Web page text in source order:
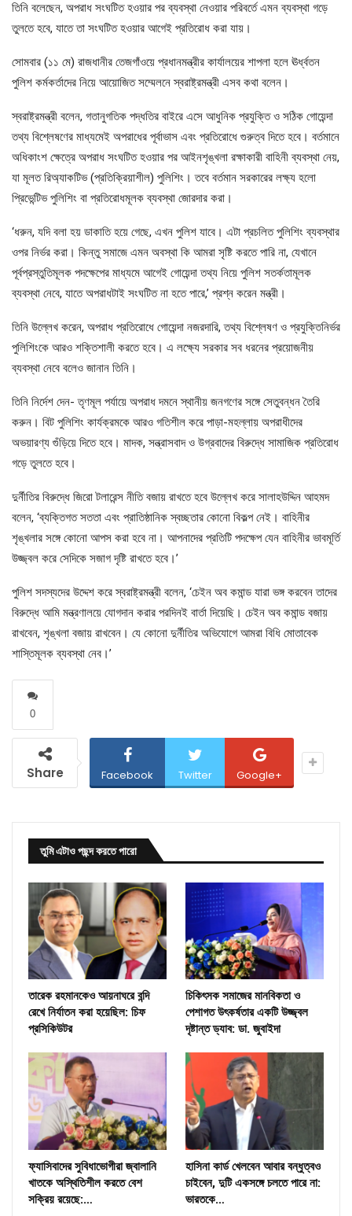
তিনি বলেছেন, অপরাধ সংঘটিত হওয়ার পর ব্যবস্থা নেওয়ার পরিবর্তে এমন ব্যবস্থা গড়ে
তুলতে হবে, যাতে তা সংঘটিত হওয়ার আগেই প্রতিরোধ করা যায়।
সোমবার (১১ মে) রাজধানীর তেজগাঁওয়ে প্রধানমন্ত্রীর কার্যালয়ের শাপলা হলে ঊর্ধ্বতন
পুলিশ কর্মকর্তাদের নিয়ে আয়োজিত সম্মেলনে স্বরাষ্ট্রমন্ত্রী এসব কথা বলেন।
স্বরাষ্ট্রমন্ত্রী বলেন, গতানুগতিক পদ্ধতির বাইরে এসে আধুনিক প্রযুক্তি ও সঠিক গোয়েন্দা
তথ্য বিশ্লেষণের মাধ্যমেই অপরাধের পূর্বাভাস এবং প্রতিরোধে গুরুত্ব দিতে হবে। বর্তমানে
অধিকাংশ ক্ষেত্রে অপরাধ সংঘটিত হওয়ার পর আইনশৃঙ্খলা রক্ষাকারী বাহিনী ব্যবস্থা নেয়,
যা মূলত রিঅ্যাকটিভ (প্রতিক্রিয়াশীল) পুলিশিং। তবে বর্তমান সরকারের লক্ষ্য হলো
প্রিভেন্টিভ পুলিশিং বা প্রতিরোধমূলক ব্যবস্থা জোরদার করা।
‘ধরুন, যদি বলা হয় ডাকাতি হয়ে গেছে, এখন পুলিশ যাবে। এটা প্রচলিত পুলিশিং ব্যবস্থার
ওপর নির্ভর করা। কিন্তু সমাজে এমন অবস্থা কি আমরা সৃষ্টি করতে পারি না, যেখানে
পূর্বপ্রস্তুতিমূলক পদক্ষেপের মাধ্যমে আগেই গোয়েন্দা তথ্য নিয়ে পুলিশ সতর্কতামূলক
ব্যবস্থা নেবে, যাতে অপরাধটাই সংঘটিত না হতে পারে,’ প্রশ্ন করেন মন্ত্রী।
তিনি উল্লেখ করেন, অপরাধ প্রতিরোধে গোয়েন্দা নজরদারি, তথ্য বিশ্লেষণ ও প্রযুক্তিনির্ভর
পুলিশিংকে আরও শক্তিশালী করতে হবে। এ লক্ষ্যে সরকার সব ধরনের প্রয়োজনীয়
ব্যবস্থা নেবে বলেও জানান তিনি।
তিনি নির্দেশ দেন- তৃণমূল পর্যায়ে অপরাধ দমনে স্থানীয় জনগণের সঙ্গে সেতুবন্ধন তৈরি
করুন। বিট পুলিশিং কার্যক্রমকে আরও গতিশীল করে পাড়া-মহল্লায় অপরাধীদের
অভয়ারণ্য গুঁড়িয়ে দিতে হবে। মাদক, সন্ত্রাসবাদ ও উগ্রবাদের বিরুদ্ধে সামাজিক প্রতিরোধ
গড়ে তুলতে হবে।
দুর্নীতির বিরুদ্ধে জিরো টলারেন্স নীতি বজায় রাখতে হবে উল্লেখ করে সালাহউদ্দিন আহমদ
বলেন, ‘ব্যক্তিগত সততা এবং প্রাতিষ্ঠানিক স্বচ্ছতার কোনো বিকল্প নেই। বাহিনীর
শৃঙ্খলার সঙ্গে কোনো আপস করা হবে না। আপনাদের প্রতিটি পদক্ষেপ যেন বাহিনীর ভাবমূর্তি
উজ্জ্বল করে সেদিকে সজাগ দৃষ্টি রাখতে হবে।’
পুলিশ সদস্যদের উদ্দেশ করে স্বরাষ্ট্রমন্ত্রী বলেন, ‘চেইন অব কমান্ড যারা ভঙ্গ করবেন তাদের
বিরুদ্ধে আমি মন্ত্রণালয়ে যোগদান করার পরদিনই বার্তা দিয়েছি। চেইন অব কমান্ড বজায়
রাখবেন, শৃঙ্খলা বজায় রাখবেন। যে কোনো দুর্নীতির অভিযোগে আমরা বিধি মোতাবেক
শাস্তিমূলক ব্যবস্থা নেব।’
0
Share Facebook Twitter Google+
তুমি এটাও পছন্দ করতে পারো
তারেক রহমানকেও আয়নাঘরে বন্দি
রেখে নির্যাতন করা হয়েছিল: চিফ
প্রসিকিউটর
চিকিৎসক সমাজের মানবিকতা ও
পেশাগত উৎকর্ষতার একটি উজ্জ্বল
দৃষ্টান্ত ড্যাব: ডা. জুবাইদা
ফ্যাসিবাদের সুবিধাভোগীরা জ্বালানি
খাতকে অস্থিতিশীল করতে বেশ
সক্রিয় রয়েছে:…
হাসিনা কার্ড খেলবেন আবার বন্ধুত্বও
চাইবেন, দুটি একসঙ্গে চলতে পারে না:
ভারতকে…